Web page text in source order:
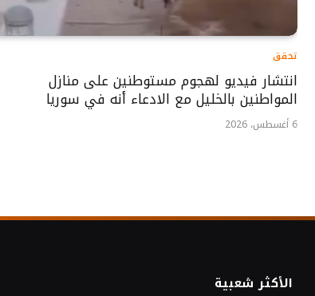
تحقق
انتشار فيديو لهجوم مستوطنين على منازل
المواطنين بالخليل مع الادعاء أنه في سوريا
6 أغسطس، 2026
الأكثر شعبية